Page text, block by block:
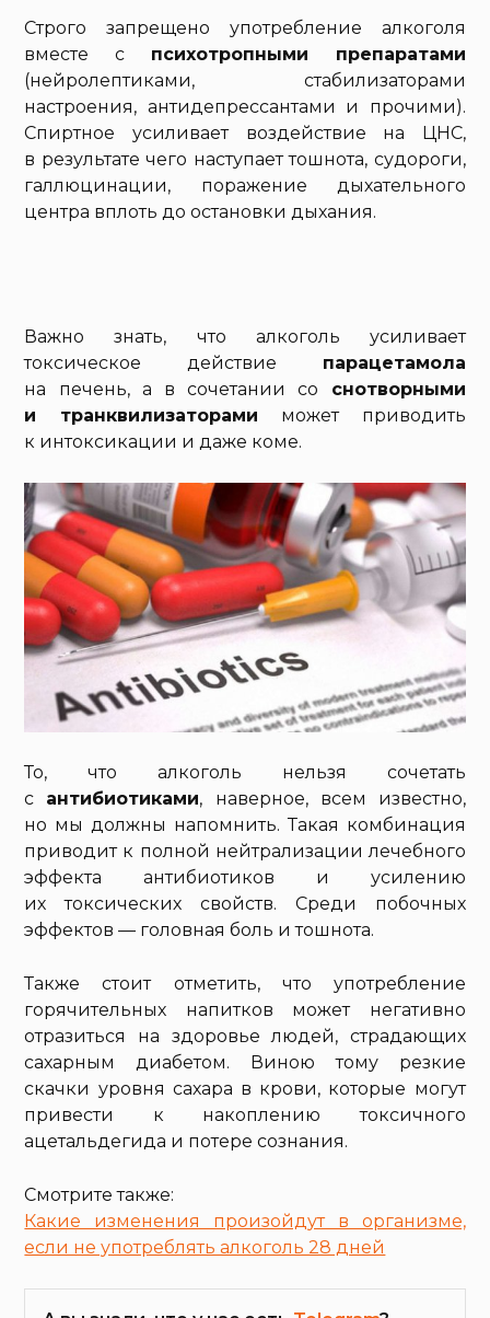
Строго запрещено употребление алкоголя
вместе с психотропными препаратами
(нейролептиками, стабилизаторами
настроения, антидепрессантами и прочими).
Спиртное усиливает воздействие на ЦНС,
в результате чего наступает тошнота, судороги,
галлюцинации, поражение дыхательного
центра вплоть до остановки дыхания.
Важно знать, что алкоголь усиливает
токсическое действие парацетамола
на печень, а в сочетании со снотворными
и транквилизаторами может приводить
к интоксикации и даже коме.
То, что алкоголь нельзя сочетать
с антибиотиками, наверное, всем известно,
но мы должны напомнить. Такая комбинация
приводит к полной нейтрализации лечебного
эффекта антибиотиков и усилению
их токсических свойств. Среди побочных
эффектов — головная боль и тошнота.
Также стоит отметить, что употребление
горячительных напитков может негативно
отразиться на здоровье людей, страдающих
сахарным диабетом. Виною тому резкие
скачки уровня сахара в крови, которые могут
привести к накоплению токсичного
ацетальдегида и потере сознания.
Смотрите также:
Какие изменения произойдут в организме,
если не употреблять алкоголь 28 дней